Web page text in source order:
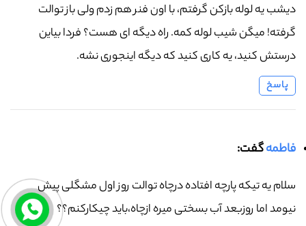
دیشب یه لوله بازکن گرفتم، با اون فنر هم زدم ولی باز توالت
گرفته! میگن شیب لوله کمه. راه دیگه ای هست؟ فردا بیاین
درستش کنید، یه کاری کنید که دیگه اینجوری نشه.
پاسخ
فاطمهگفت:
سلام یه تیکه پارچه افتاده درچاه توالت روز اول مشگلی پیش
نیومد اما روزبعد آب بسختی میره ازچاه،باید چیکارکنم؟؟